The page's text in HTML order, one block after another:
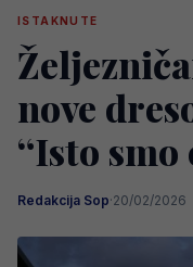
ISTAKNUTE
nove
“Isto
Redakcija Sop·20/02/2026